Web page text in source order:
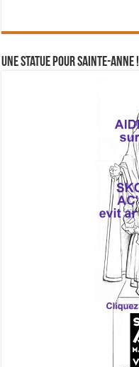
Une statue pour Sainte-Anne !